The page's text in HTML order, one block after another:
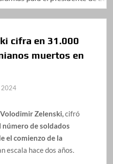
cifra en 31.000
muertos en
2024
Zelenski,cifró
número de soldados
el comienzo de la
escala hace dos años.